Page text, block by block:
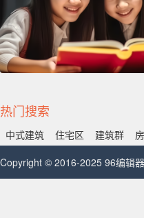
热门搜索
中式建筑 住宅区 建筑群
Copyright © 2016-2025 96编辑